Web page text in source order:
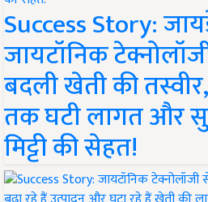
Success Story:
जायटॉनिक
बदली खेती की
तक घटी लागत और
मिट्टी की सेहत!